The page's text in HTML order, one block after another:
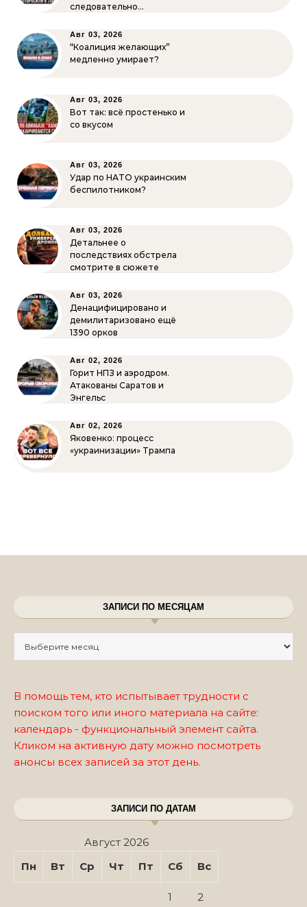
следовательно…
Авг 03, 2026
“Коалиция желающих”
медленно умирает?
Авг 03, 2026
Вот так: всё простенько и
со вкусом
Авг 03, 2026
Удар по НАТО украинским
беспилотником?
Авг 03, 2026
Детальнее о
последствиях обстрела
смотрите в сюжете
Авг 03, 2026
Денацифицировано и
демилитаризовано ещё
1390 орков
Авг 02, 2026
Горит НПЗ и аэродром.
Атакованы Саратов и
Энгельс
Авг 02, 2026
Яковенко: процесс
«украинизации» Трампа
ЗАПИСИ ПО МЕСЯЦАМ
В помощь тем, кто испытывает трудности с
поиском того или иного материала на сайте:
календарь - функциональный элемент сайта.
Кликом на активную дату можно посмотреть
анонсы всех записей за этот день.
ЗАПИСИ ПО ДАТАМ
Август 2026
Пн
Вт Ср Чт Пт Сб Вс
1 2